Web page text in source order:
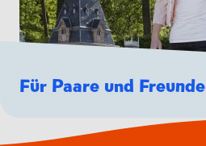
Für Paare und Freunde